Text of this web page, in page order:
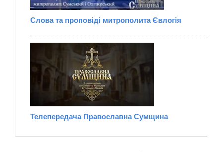
Слова та проповіді митрополита Євлогія
Телепередача Православна Сумщина